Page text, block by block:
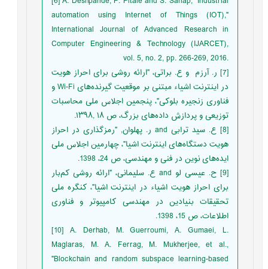
automation using Internet of ‎Things (IOT),"
International Journal of ‎Advanced Research in
Computer Engineering ‎& Technology (IJARCET),
vol. 5, no. 2, pp. ‎‎266-269, 2016.‎
‏[7]‏ ر. آرزم‎ ‎‏ و ع. براتی، "ارائه روشی برای احراز هویت
در اینترنت اشیاء مبتنی بر ‏موقعیت گیرنده‌های‎ Wi-Fi ‎و
فناوری زنجیره بلوکی‎"‎، پنجمین اجلاس ملی ‏محاسبات
توزیعی و پردازش داده‌های بزرگ، ص ۱۸‏‎, ‎‏۱۳۹۸‏‎.‎
‏[8]‏ ع. سید ترابی‎ and ‎ر. پهلوان, "رمزگذاری در احراز
هویت دستگاه‌های اینترنت ‏اشیا‎"‎، چهارمین اجلاس ملی
ایده‌های نوین در فنی و مهندسی، ص 24، 1398.‏
‏[9]‏ ح. عیسی لو‎ and ‎ع. سلیمانی، "ارائه روشی کم‌بار
برای احراز هویت اشیاء در ‏اینترنت اشیا‎"‎، کنگره ملی
تحقیقات بنیادین در مهندسی کامپیوتر و فناوری
‏اطلاعات، ص 15، 1398.‏
‎[10]‎ A. Derhab, M. Guerroumi, A. Gumaei, L.
‎Maglaras, M. A. Ferrag, M. Mukherjee, et al.,
‎‎"Blockchain and random subspace learning-‎based